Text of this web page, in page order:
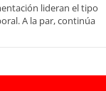
lideran el tipo
A la par, continúa